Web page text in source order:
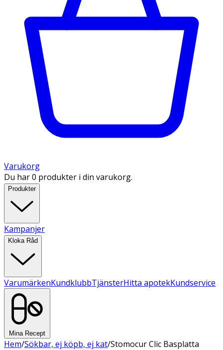
Varukorg
Du har 0 produkter i din varukorg.
Produkter
Kampanjer
Kloka Råd
VarumärkenKundklubbTjänsterHitta apotekKundservice
Mina Recept
Hem/Sökbar, ej köpb, ej kat/Stomocur Clic Basplatta